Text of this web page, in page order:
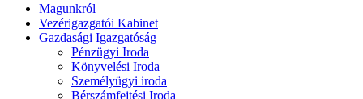
Magunkról
Vezérigazgatói Kabinet
Gazdasági Igazgatóság
Pénzügyi Iroda
Könyvelési Iroda
Személyügyi iroda
Bérszámfejtési Iroda